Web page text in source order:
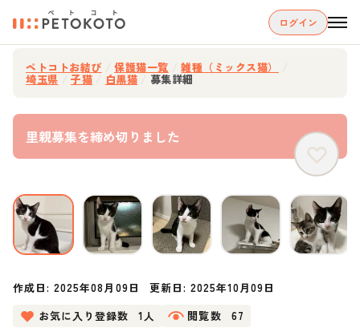
ログイン
ペトコトお結び 保護猫一覧 雑種（ミックス猫）
埼玉県 子猫 白黒猫 募集詳細
里親募集を締め切りました
作成日:2025年08月09日 更新日: 2025年10月09日
お気に入り登録数
1人 閲覧数 67